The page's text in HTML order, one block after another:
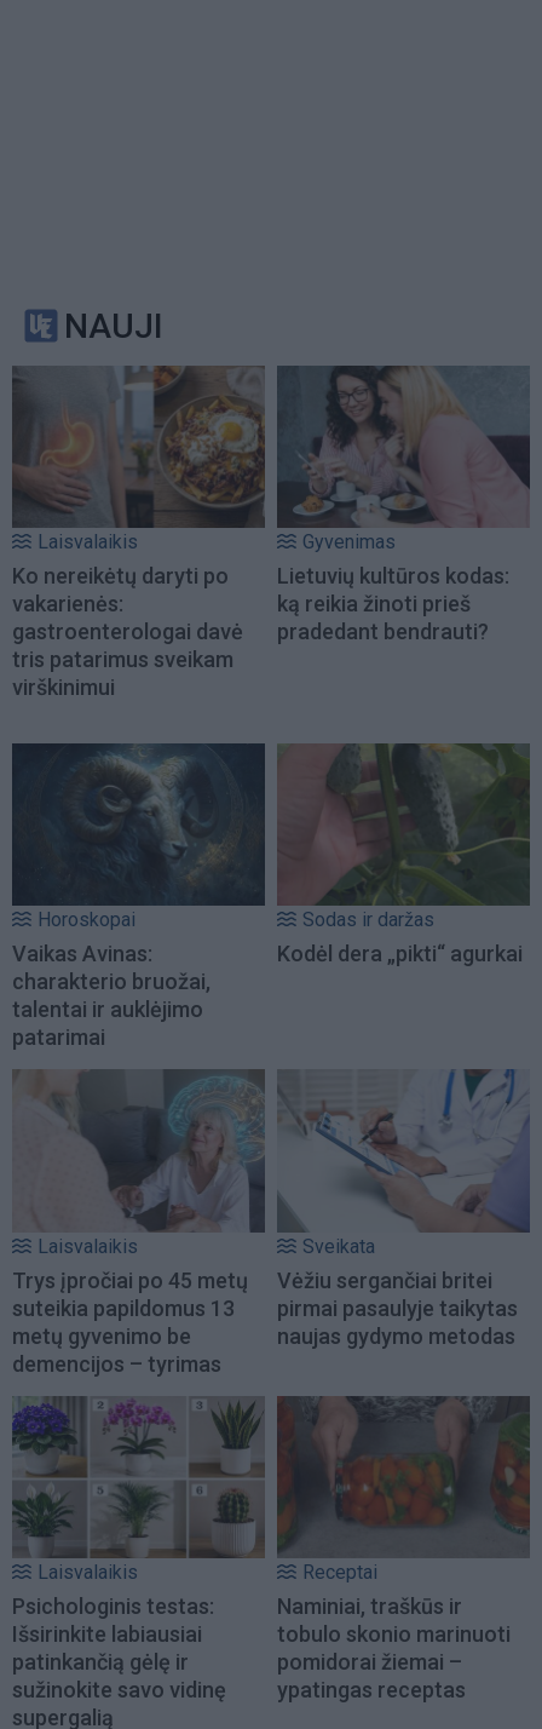
NAUJI
Laisvalaikis
Ko nereikėtų daryti po
vakarienės:
gastroenterologai davė
tris patarimus sveikam
virškinimui
Gyvenimas
Lietuvių kultūros kodas:
ką reikia žinoti prieš
pradedant bendrauti?
Horoskopai
Vaikas Avinas:
charakterio bruožai,
talentai ir auklėjimo
patarimai
Sodas ir daržas
Kodėl dera „pikti“ agurkai
Laisvalaikis
Trys įpročiai po 45 metų
suteikia papildomus 13
metų gyvenimo be
demencijos – tyrimas
Sveikata
Vėžiu sergančiai britei
pirmai pasaulyje taikytas
naujas gydymo metodas
Laisvalaikis
Psichologinis testas:
Išsirinkite labiausiai
patinkančią gėlę ir
sužinokite savo vidinę
supergalią
Receptai
Naminiai, traškūs ir
tobulo skonio marinuoti
pomidorai žiemai –
ypatingas receptas